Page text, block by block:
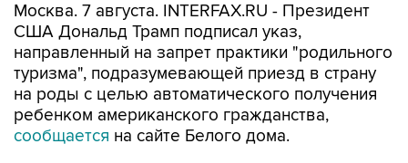
Москва. 7 августа. INTERFAX.RU - Президент
США Дональд Трамп подписал указ,
направленный на запрет практики "родильного
туризма", подразумевающей приезд в страну
на роды с целью автоматического получения
ребенком американского гражданства,
сообщается на сайте Белого дома.